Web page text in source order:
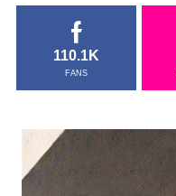
110.1K
FANS